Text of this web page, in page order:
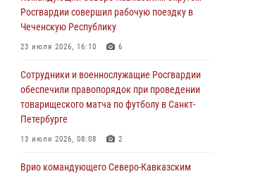
«Поезда Победы» в Кузбассе
08 августа 2026, 07:00
Росгвардии встретились с участником
патриотического проекта «Дорогой
Ломоносова — дорогой к Победе в СВО»
(видео)
08 августа 2026, 07:00
ОМОН «Ойрат» Управления Росгвардии по
Росгвардии совершил рабочую поездку в
Чеченскую Республику
23 июля 2026, 16:10 6
Сотрудники и военнослужащие Росгвардии
обеспечили правопорядок при проведении
товарищеского матча по футболу в Санкт-
Петербурге
13 июля 2026, 08:08 2
Врио командующего Северо-Кавказским